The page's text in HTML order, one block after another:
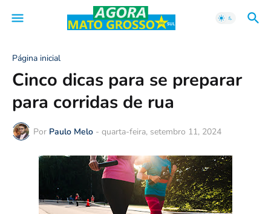
Página inicial
Cinco dicas para se preparar
para corridas de rua
Por Paulo Melo - quarta-feira, setembro 11, 2024